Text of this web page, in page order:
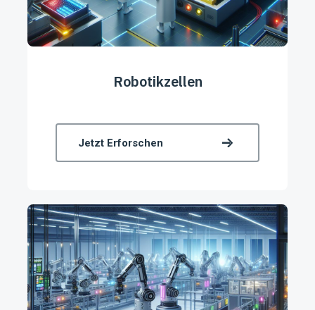
Robotikzellen
Jetzt Erforschen